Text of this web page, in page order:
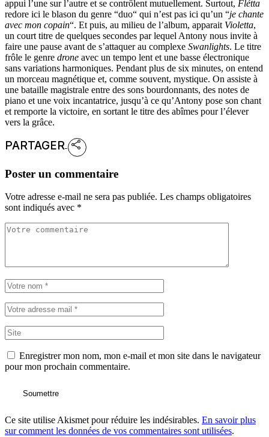
appui l’une sur l’autre et se contrôlent mutuellement. Surtout, Flétta
redore ici le blason du genre “duo“ qui n’est pas ici qu’un “je chante
avec mon copain“. Et puis, au milieu de l’album, apparait Violetta,
un court titre de quelques secondes par lequel Antony nous invite à
faire une pause avant de s’attaquer au complexe Swanlights. Le titre
frôle le genre drone avec un tempo lent et une basse électronique
sans variations harmoniques. Pendant plus de six minutes, on entend
un morceau magnétique et, comme souvent, mystique. On assiste à
une bataille magistrale entre des sons bourdonnants, des notes de
piano et une voix incantatrice, jusqu’à ce qu’Antony pose son chant
et remporte la victoire, en sortant le titre des abîmes pour l’élever
vers la grâce.
PARTAGER
Poster un commentaire
Votre adresse e-mail ne sera pas publiée. Les champs obligatoires
sont indiqués avec *
Enregistrer mon nom, mon e-mail et mon site dans le navigateur
pour mon prochain commentaire.
Soumettre
Ce site utilise Akismet pour réduire les indésirables. En savoir plus
sur comment les données de vos commentaires sont utilisées.